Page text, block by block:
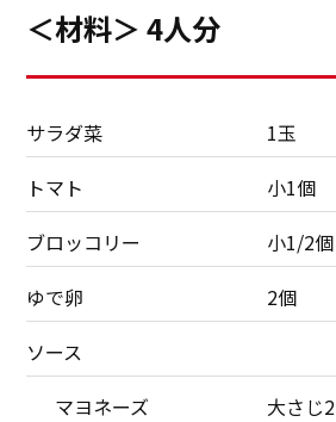
＜材料＞ 4人分
サラダ菜
1玉
トマト
小1個
ブロッコリー
小1/2個
ゆで卵
2個
ソース
マヨネーズ
大さじ2